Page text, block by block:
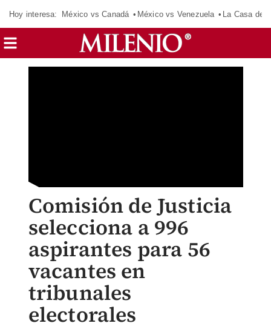
Hoy interesa: México vs Canadá México vs Venezuela La Casa de
Comisión de Justicia
selecciona a 996
aspirantes para 56
vacantes en
tribunales
electorales